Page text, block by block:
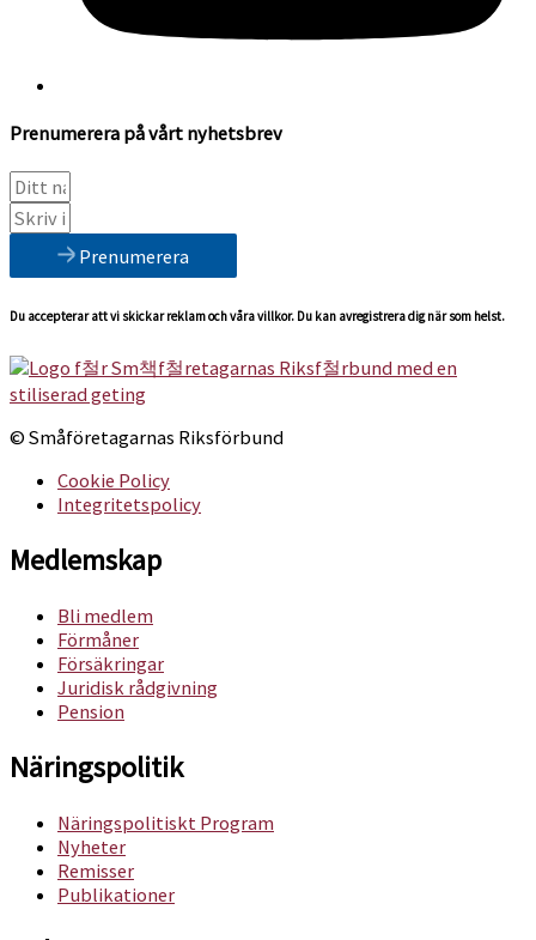
Prenumerera på vårt nyhetsbrev
Prenumerera
Du accepterar att vi skickar reklam och våra villkor. Du kan avregistrera dig när som helst.
© Småföretagarnas Riksförbund
Cookie Policy
Integritetspolicy
Medlemskap
Bli medlem
Förmåner
Försäkringar
Juridisk rådgivning
Pension
Näringspolitik
Näringspolitiskt Program
Nyheter
Remisser
Publikationer